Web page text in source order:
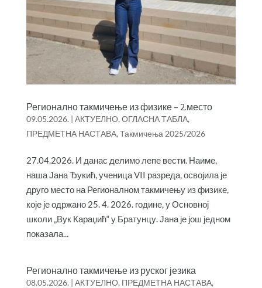
Регионално такмичење из физике – 2.место
09.05.2026. | АКТУЕЛНО, ОГЛАСНА ТАБЛА,
ПРЕДМЕТНА НАСТАВА, Такмичења 2025/2026
27.04.2026. И данас делимо лепе вести. Наиме,
наша Јана Ђукић, ученица VII разреда, освојила је
друго место на Регионалном такмичењу из физике,
које је одржано 25. 4. 2026. године, у Основној
школи „Вук Караџић“ у Братунцу. Јана је још једном
показала...
Регионално такмичење из руског језика
08.05.2026. | АКТУЕЛНО, ПРЕДМЕТНА НАСТАВА,